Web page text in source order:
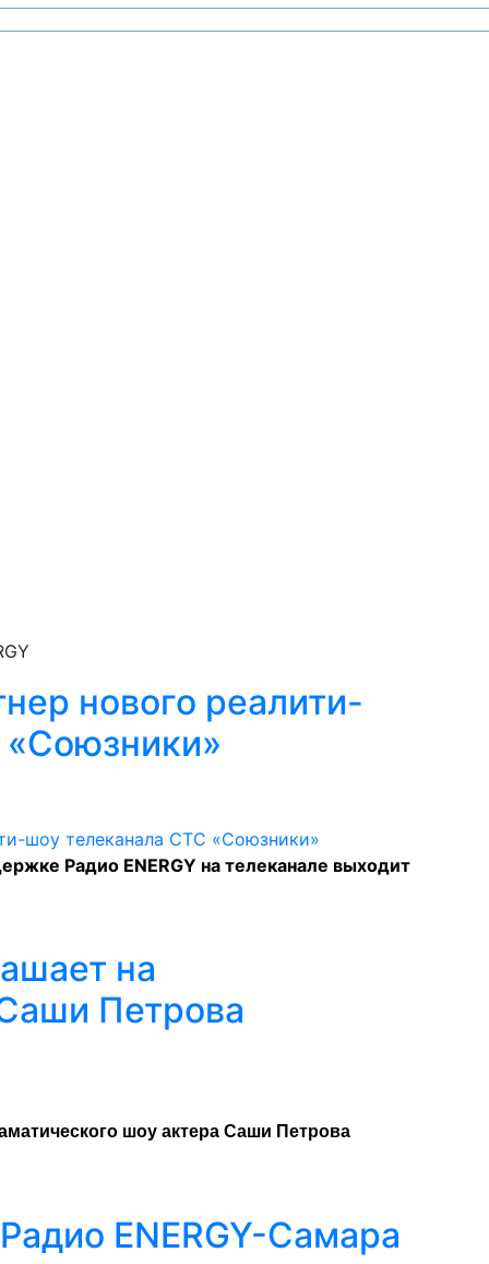
нового реалити-
Радио ENERGY на телеканале выходит
на
Петрова
шоу актера Саши Петрова
ENERGY-Самара